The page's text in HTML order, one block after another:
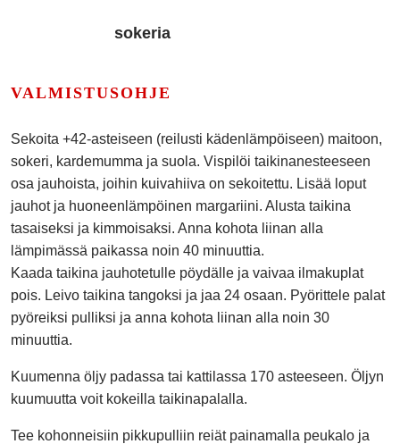
sokeria
VALMISTUSOHJE
Sekoita +42-asteiseen (reilusti kädenlämpöiseen) maitoon,
sokeri, kardemumma ja suola. Vispilöi taikinanesteeseen
osa jauhoista, joihin kuivahiiva on sekoitettu. Lisää loput
jauhot ja huoneenlämpöinen margariini. Alusta taikina
tasaiseksi ja kimmoisaksi. Anna kohota liinan alla
lämpimässä paikassa noin 40 minuuttia.
Kaada taikina jauhotetulle pöydälle ja vaivaa ilmakuplat
pois. Leivo taikina tangoksi ja jaa 24 osaan. Pyörittele palat
pyöreiksi pulliksi ja anna kohota liinan alla noin 30
minuuttia.
Kuumenna öljy padassa tai kattilassa 170 asteeseen. Öljyn
kuumuutta voit kokeilla taikinapalalla.
Tee kohonneisiin pikkupulliin reiät painamalla peukalo ja